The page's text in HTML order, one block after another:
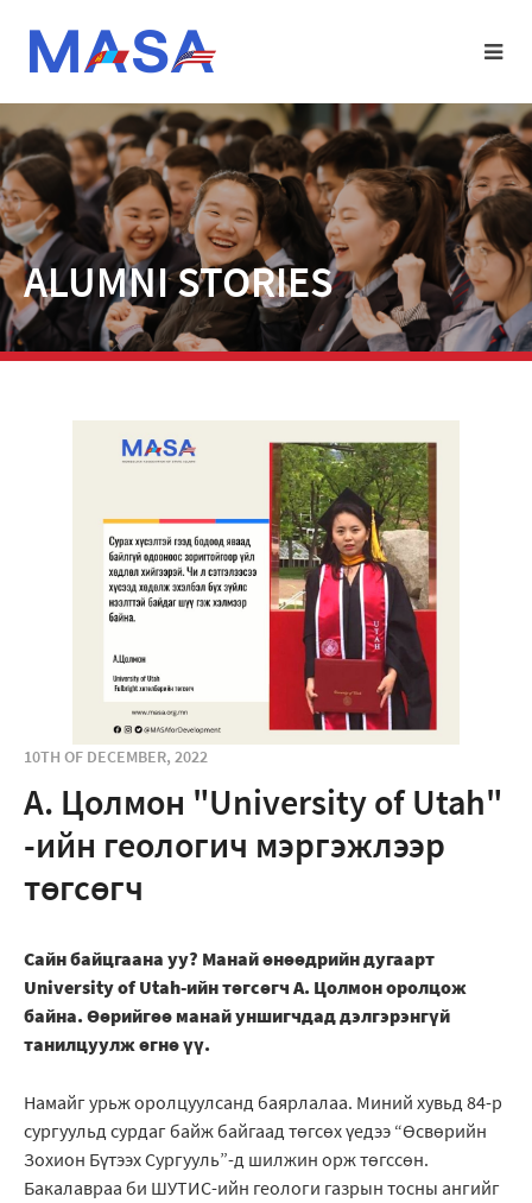
ALUMNI STORIES
10TH OF DECEMBER, 2022
А. Цолмон "University of Utah"
-ийн геологич мэргэжлээр
төгсөгч
Сайн байцгаана уу? Манай өнөөдрийн дугаарт
University of Utah-ийн төгсөгч А. Цолмон оролцож
байна. Өөрийгөө манай уншигчдад дэлгэрэнгүй
танилцуулж өгнө үү.
Намайг урьж оролцуулсанд баярлалаа. Миний хувьд 84-р
сургуульд сурдаг байж байгаад төгсөх үедээ “Өсвөрийн
Зохион Бүтээх Сургууль”-д шилжин орж төгссөн.
Бакалавраа би ШУТИС-ийн геологи газрын тосны ангийг